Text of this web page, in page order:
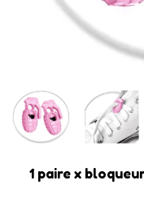
1 paire x